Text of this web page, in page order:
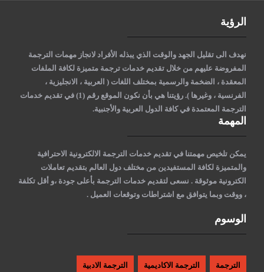
الرؤية
نهدف الى تقليل الجهد والوقت الذي يبذله الأفراد لانجاز مهمات الترجمة
المفروضة عليهم من خلال تقديم خدمات ترجمة متميزة لكافة الملفات
المعقدة ، الضخمة والرسمية بمختلف اللغات ( العربية ، الانجليزية ،
الفرنسية ، وغيرها )
. رؤيتنا هي بأن نكون الموقع رقم (1) في تقديم خدمات
الترجمة المعتمدة في كافة الدول العربية والأجنبية.
المهمة
يمكن تلخيص مهمتنا في تقديم خدمات الترجمة الالكترونية الاحترافية
والمتميزة لكافة المستفيدين من مختلف دول العالم بتقديم تعاملات
الكترونية موثوقة . نسعى لتقديم خدمات الترجمة بأعلى جودة ،و أقل تكلفة
، ووقت وبما يتوافق مع اشتراطات وتوقعات العميل .
الوسوم
الترجمة الترجمة الاكاديمية الترجمة الادبية